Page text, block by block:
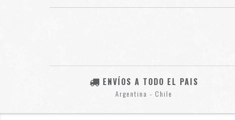
ENVÍOS A TODO EL PAIS
Argentina - Chile